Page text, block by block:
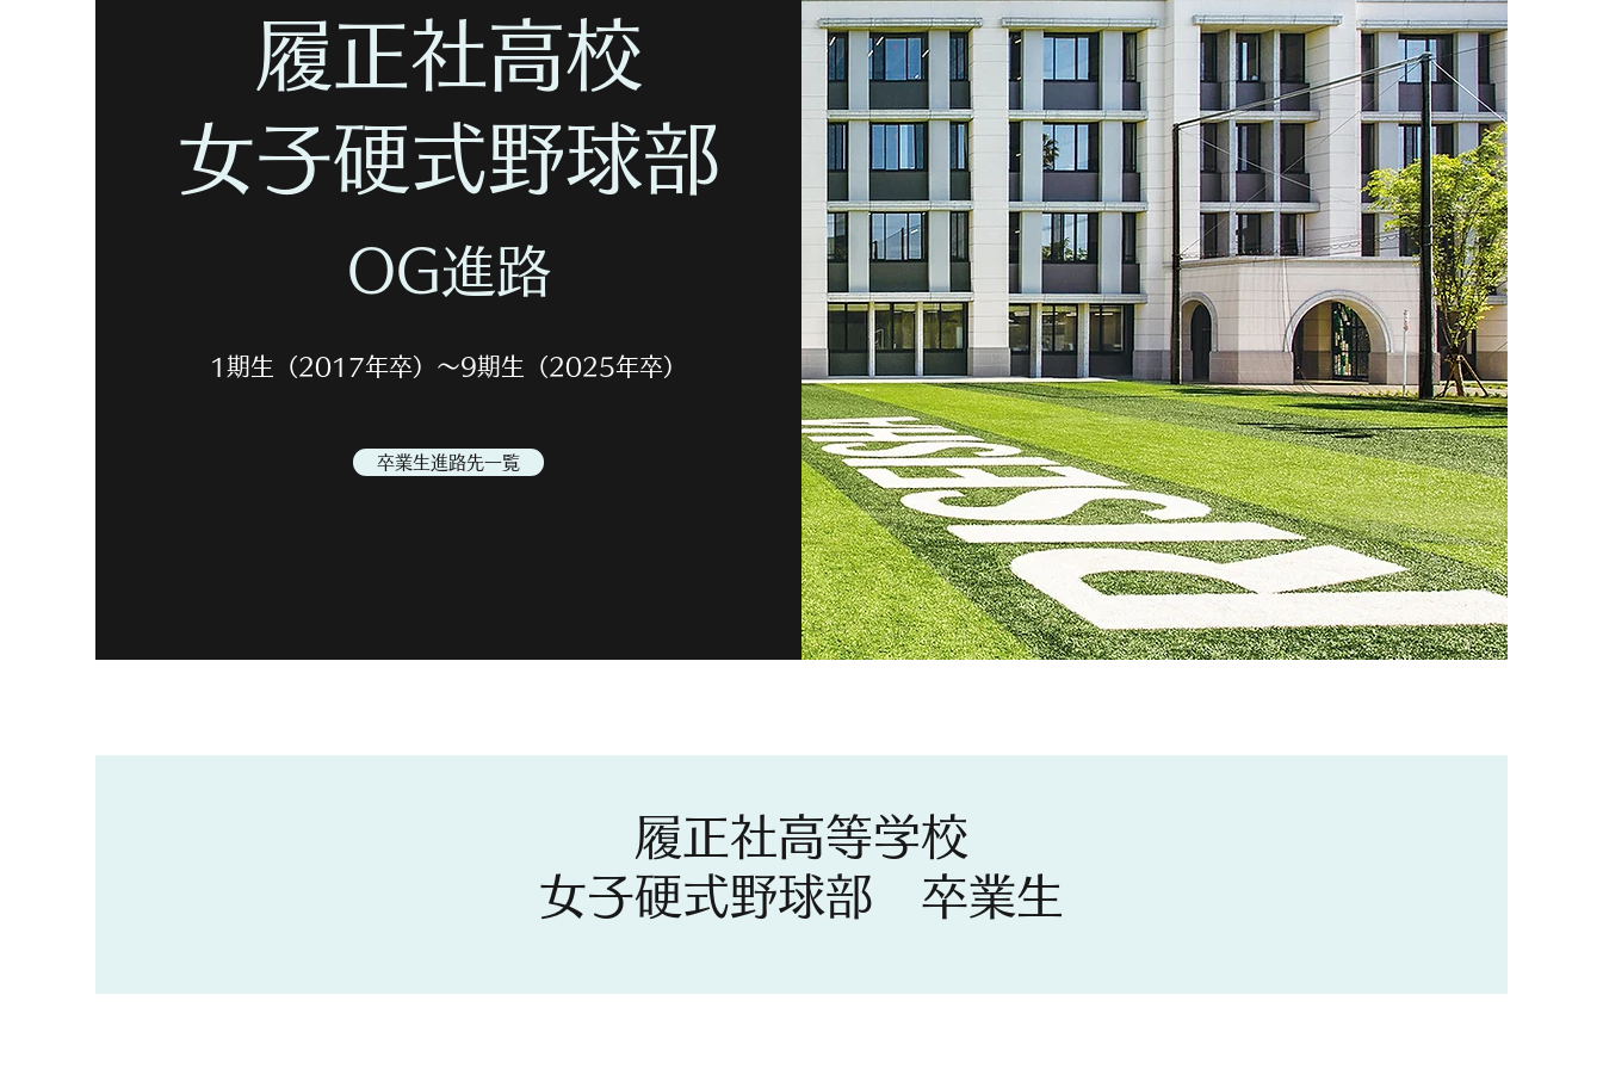
履正社高校
女子硬式野球部
OG進路
​1期生（2017年卒）～9期生（2025年卒）​
卒業生進路先一覧
履正社高等学校
女子硬式野球部 卒業生